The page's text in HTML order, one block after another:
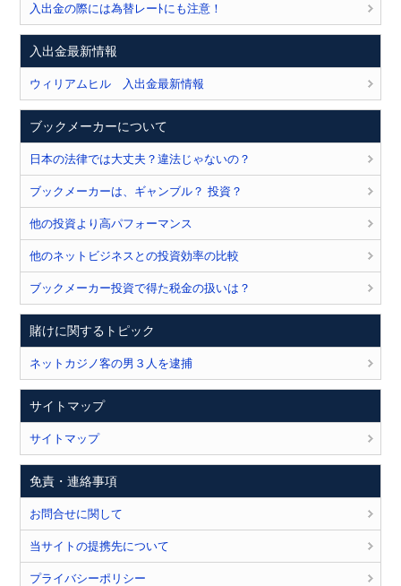
入出金の際には為替レーﾄにも注意！
入出金最新情報
ウィリアムヒル 入出金最新情報
ブックメーカーについて
日本の法律では大丈夫？違法じゃないの？
ブックメーカーは、ギャンブル？ 投資？
他の投資より高パフォーマンス
他のネットビジネスとの投資効率の比較
ブックメーカー投資で得た税金の扱いは？
賭けに関するトピック
ネットカジノ客の男３人を逮捕
サイトマップ
サイトマップ
免責・連絡事項
お問合せに関して
当サイトの提携先について
プライバシーポリシー